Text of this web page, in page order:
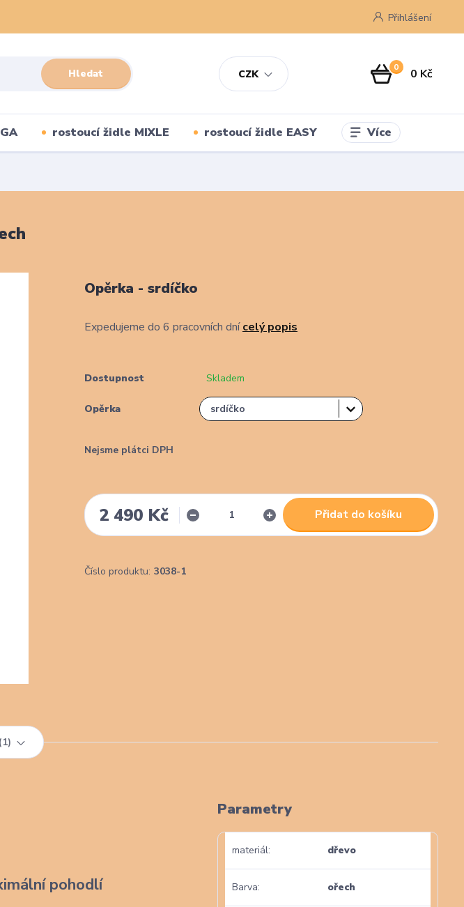
CZK
Přihlášení
Hledat 0 0 Kč
rostoucí židle MIXLE rostoucí židle EASY Více
Opěrka - srdíčko
Expedujeme do 6 pracovních dnícelý popis
Dostupnost Skladem
Opěrka
Nejsme plátci DPH
2 490 Kč Přidat do košíku
Číslo produktu: 3038-1
1
pohodlí
Parametry
materiál dřevo
Barva ořech